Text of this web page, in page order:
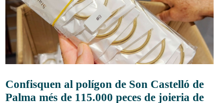
Confisquen al polígon de Son Castelló de
Palma més de 115.000 peces de joieria de